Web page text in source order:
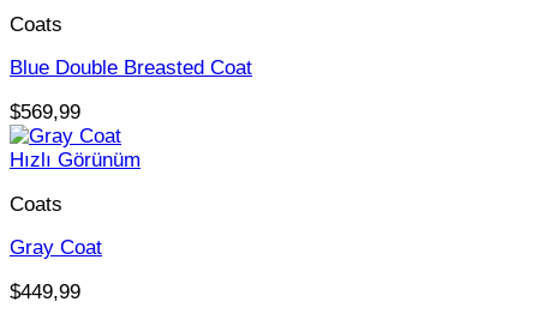
Coats
Blue Double Breasted Coat
$569,99
Hızlı Görünüm
Coats
Gray Coat
$449,99